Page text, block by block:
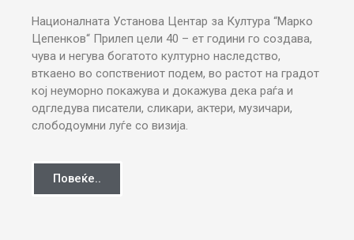
Националната Установа Центар за Култура “Марко
Цепенков“ Прилеп цели 40 – ет години го создава,
чува и негува богатото културно наследство,
вткаено во сопствениот подем, во растот на градот
кој неуморно покажува и докажува дека раѓа и
одгледува писатели, сликари, актери, музичари,
слободоумни луѓе со визија.
Повеќе..